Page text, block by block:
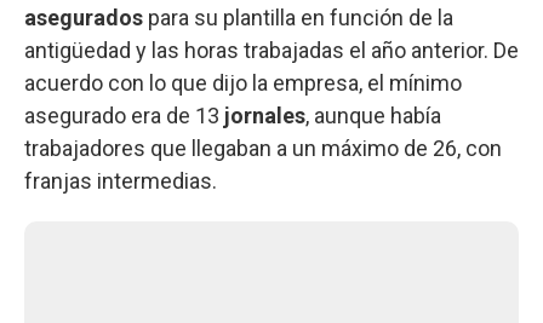
asegurados para su plantilla en función de la
antigüedad y las horas trabajadas el año anterior. De
acuerdo con lo que dijo la empresa, el mínimo
asegurado era de 13 jornales, aunque había
trabajadores que llegaban a un máximo de 26, con
franjas intermedias.